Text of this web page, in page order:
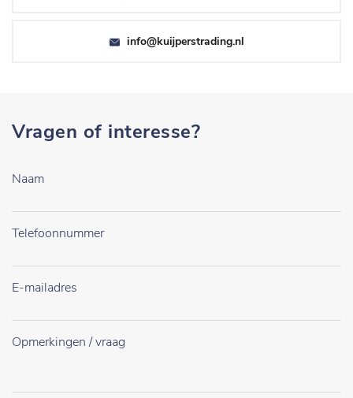
info@kuijperstrading.nl
Vragen of interesse?